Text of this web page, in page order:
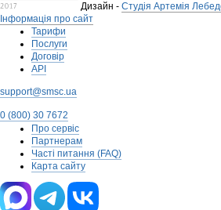
Дизайн - Студія Артемія
Інформація про сайт
Тарифи
Послуги
Договір
API
support@smsc.ua
0 (800) 30 7672
Про сервіс
Партнерам
Часті питання (FAQ)
Карта сайту